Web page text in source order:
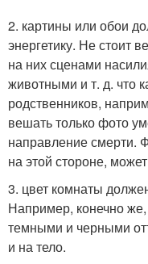
2. картины или обои
энергетику. Не стоит
на них сценами
животными и т. д. что
родственников,
вешать только фото
направление
на этой стороне,
3. цвет комнаты
Например, конечно
темными и черными
и на тело.